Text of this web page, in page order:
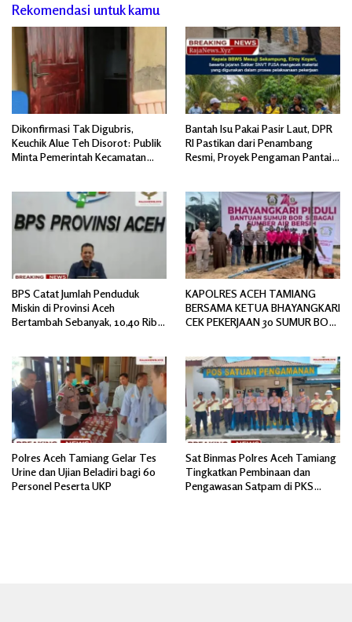
Rekomendasi untuk kamu
Dikonfirmasi Tak Digubris,
Keuchik Alue Teh Disorot: Publik
Minta Pemerintah Kecamatan
Bantah Isu Pakai Pasir Laut, DPR
RI Pastikan dari Penambang
Resmi, Proyek Pengaman Pantai
BPS Catat Jumlah Penduduk
Miskin di Provinsi Aceh
Bertambah Sebanyak, 10,40 Ribu
KAPOLRES ACEH TAMIANG
BERSAMA KETUA BHAYANGKARI
CEK PEKERJAAN 30 SUMUR BOR
Polres Aceh Tamiang Gelar Tes
Urine dan Ujian Beladiri bagi 60
Personel Peserta UKP
Sat Binmas Polres Aceh Tamiang
Tingkatkan Pembinaan dan
Pengawasan Satpam di PKS